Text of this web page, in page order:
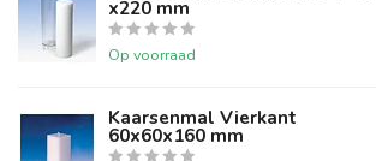
x220 mm
Op voorraad
Kaarsenmal Vierkant
60x60x160 mm